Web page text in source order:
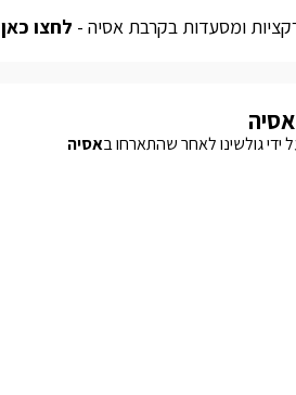
ומסעדות בקרבת אסיה - לחצו כאן
ידי גולשינו לאחר שהתארחו באסיה